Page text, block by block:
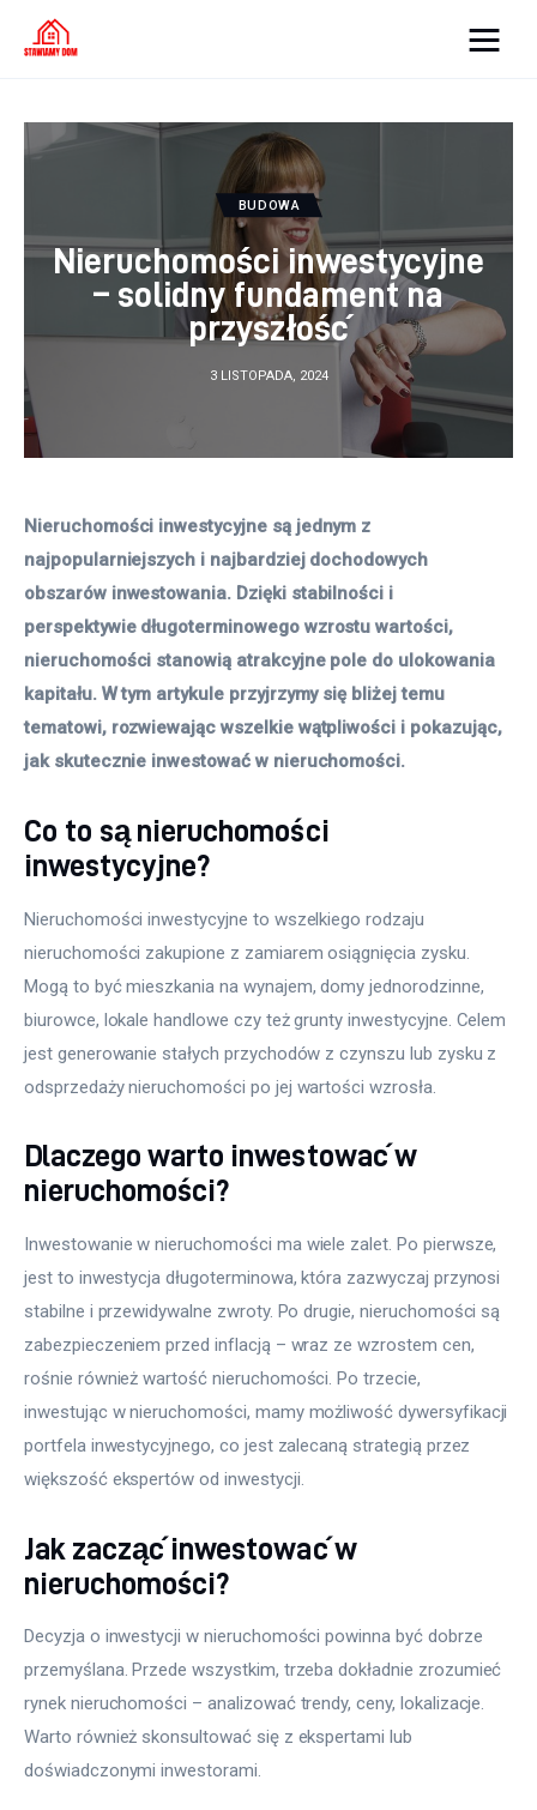
Podłoga
Więcej
BUDOWA
Nieruchomości inwestycyjne
– solidny fundament na
przyszłość
3 LISTOPADA, 2024
Nieruchomości inwestycyjne są jednym z
najpopularniejszych i najbardziej dochodowych
obszarów inwestowania. Dzięki stabilności i
perspektywie długoterminowego wzrostu wartości,
nieruchomości stanowią atrakcyjne pole do ulokowania
kapitału. W tym artykule przyjrzymy się bliżej temu
tematowi, rozwiewając wszelkie wątpliwości i pokazując,
jak skutecznie inwestować w nieruchomości.
Co to są nieruchomości
inwestycyjne?
Nieruchomości inwestycyjne to wszelkiego rodzaju
nieruchomości zakupione z zamiarem osiągnięcia zysku.
Mogą to być mieszkania na wynajem, domy jednorodzinne,
biurowce, lokale handlowe czy też grunty inwestycyjne. Celem
jest generowanie stałych przychodów z czynszu lub zysku z
odsprzedaży nieruchomości po jej wartości wzrosła.
Dlaczego warto inwestować w
nieruchomości?
Inwestowanie w nieruchomości ma wiele zalet. Po pierwsze,
jest to inwestycja długoterminowa, która zazwyczaj przynosi
stabilne i przewidywalne zwroty. Po drugie, nieruchomości są
zabezpieczeniem przed inflacją – wraz ze wzrostem cen,
rośnie również wartość nieruchomości. Po trzecie,
inwestując w nieruchomości, mamy możliwość dywersyfikacji
portfela inwestycyjnego, co jest zalecaną strategią przez
większość ekspertów od inwestycji.
Jak zacząć inwestować w
nieruchomości?
Decyzja o inwestycji w nieruchomości powinna być dobrze
przemyślana. Przede wszystkim, trzeba dokładnie zrozumieć
rynek nieruchomości – analizować trendy, ceny, lokalizacje.
Warto również skonsultować się z ekspertami lub
doświadczonymi inwestorami.